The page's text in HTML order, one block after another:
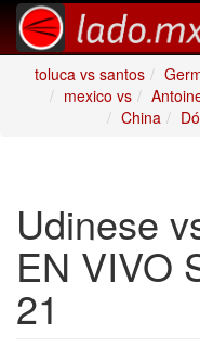
toluca vs santos
mexico vs
China
Udinese
EN VIVO
21